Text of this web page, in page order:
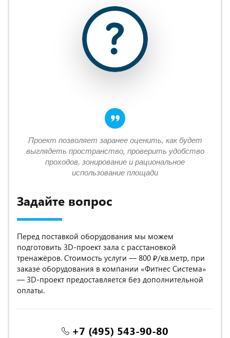
Задайте вопрос
Перед поставкой оборудования мы можем
подготовить 3D-проект зала с расстановкой
тренажёров. Стоимость услуги — 800 ₽/кв.метр, при
заказе оборудования в компании «Фитнес Система»
— 3D-проект предоставляется без дополнительной
оплаты.
+7 (495) 543-90-80
Проект позволяет заранее оценить, как будет
выглядеть пространство, проверить удобство
проходов, зонирование и рациональное
использование площади